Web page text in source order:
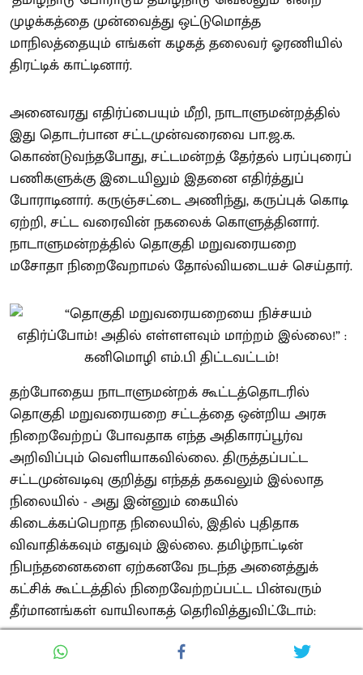
முழக்கத்தை முன்வைத்து ஒட்டுமொத்த
மாநிலத்தையும் எங்கள் கழகத் தலைவர் ஓரணியில்
திரட்டிக் காட்டினார்.
அனைவரது எதிர்ப்பையும் மீறி, நாடாளுமன்றத்தில்
இது தொடர்பான சட்டமுன்வரைவை பா.ஜ.க.
கொண்டுவந்தபோது, சட்டமன்றத் தேர்தல் பரப்புரைப்
பணிகளுக்கு இடையிலும் இதனை எதிர்த்துப்
போராடினார். கருஞ்சட்டை அணிந்து, கருப்புக் கொடி
ஏற்றி, சட்ட வரைவின் நகலைக் கொளுத்தினார்.
நாடாளுமன்றத்தில் தொகுதி மறுவரையறை
மசோதா நிறைவேறாமல் தோல்வியடையச் செய்தார்.
தற்போதைய நாடாளுமன்றக் கூட்டத்தொடரில்
தொகுதி மறுவரையறை சட்டத்தை ஒன்றிய அரசு
நிறைவேற்றப் போவதாக எந்த அதிகாரப்பூர்வ
அறிவிப்பும் வெளியாகவில்லை. திருத்தப்பட்ட
சட்டமுன்வடிவு குறித்து எந்தத் தகவலும் இல்லாத
நிலையில் - அது இன்னும் கையில்
கிடைக்கப்பெறாத நிலையில், இதில் புதிதாக
விவாதிக்கவும் எதுவும் இல்லை. தமிழ்நாட்டின்
நிபந்தனைகளை ஏற்கனவே நடந்த அனைத்துக்
கட்சிக் கூட்டத்தில் நிறைவேற்றப்பட்ட பின்வரும்
தீர்மானங்கள் வாயிலாகத் தெரிவித்துவிட்டோம்:
➢ 1971-ஆம் ஆண்டு மக்கள் தொகை